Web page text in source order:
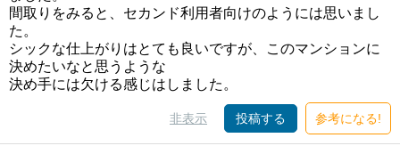
間取りをみると、セカンド利用者向けのようには思いまし
た。
シックな仕上がりはとても良いですが、このマンションに
決めたいなと思うような
決め手には欠ける感じはしました。
非表示 投稿する 参考になる!